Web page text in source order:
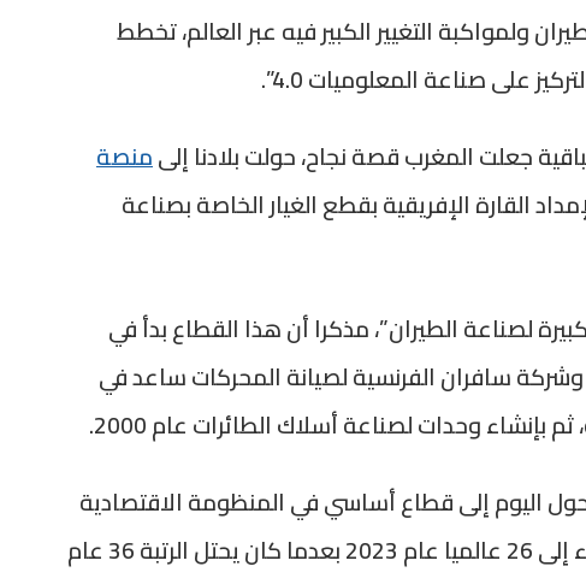
ولمواكبة التغيير الكبير فيه عبر العالم، تخطط
على صناعة المعلوميات 4.0”.
جعلت المغرب قصة نجاح، حولت بلادنا إلىمنصة
القارة الإفريقية بقطع الغيار الخاصة بصناعة
لصناعة الطيران”، مذكرا أن هذا القطاع بدأ في
سافران الفرنسية لصيانة المحركات ساعد في
بإنشاء وحدات لصناعة أسلاك الطائرات عام 2000.
اليوم إلى قطاع أساسي في المنظومة الاقتصادية
والصناعية المغربية، ومكن المغرب من الارتقاء إلى 26 عالميا عام 2023 بعدما كان يحتل الرتبة 36 عام